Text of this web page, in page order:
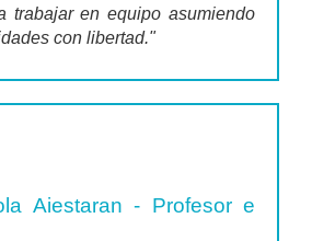
trabajar en equipo asumiendo
con libertad."
Aiestaran - Profesor e